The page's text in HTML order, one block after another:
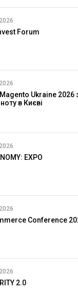
Forum
Ukraine 2026
в Києві
EXPO
Conference
2.0